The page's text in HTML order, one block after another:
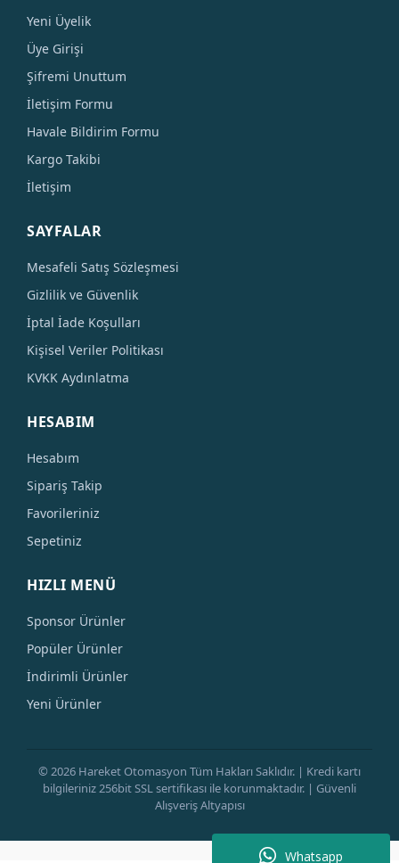
Whatsapp
Yeni Üyelik
Üye Girişi
Şifremi Unuttum
İletişim Formu
Havale Bildirim Formu
Kargo Takibi
İletişim
SAYFALAR
Mesafeli Satış Sözleşmesi
Gizlilik ve Güvenlik
İptal İade Koşulları
Kişisel Veriler Politikası
KVKK Aydınlatma
HESABIM
Hesabım
Sipariş Takip
Favorileriniz
Sepetiniz
HIZLI MENÜ
Sponsor Ürünler
Popüler Ürünler
İndirimli Ürünler
Yeni Ürünler
© 2026 Hareket Otomasyon Tüm Hakları Saklıdır. | Kredi kartı
bilgileriniz 256bit SSL sertifikası ile korunmaktadır. | Güvenli
Alışveriş Altyapısı